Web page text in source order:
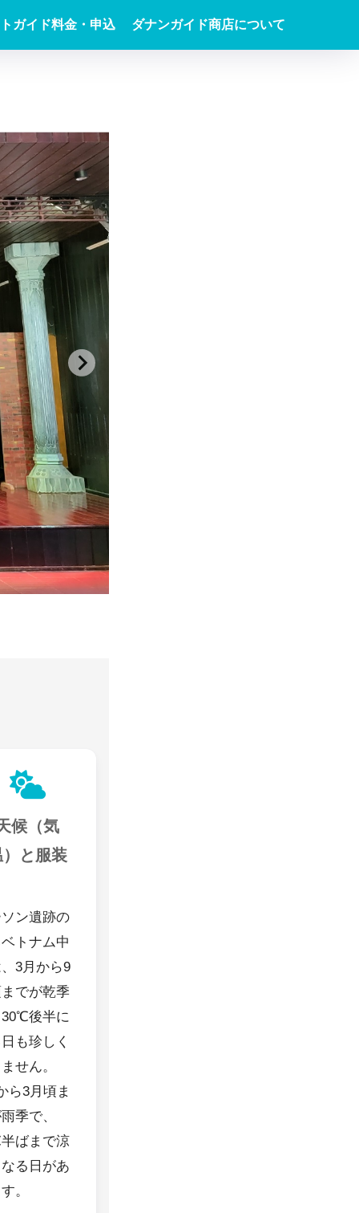
ガイド料金・申込 ダナンガイド商店について
候（気
）と服装
ソン遺跡の
トナム中
3月から9
までが乾季
30℃後半に
も珍しく
せん。
ら3月頃ま
季で、
ばまで涼
なる日があ
。